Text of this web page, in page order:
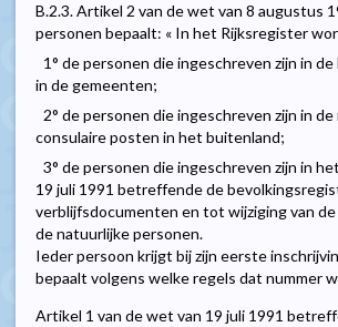
B.2.3. Artikel 2 van de wet van 8 augustus
personen bepaalt: « In het Rijksregister
1° de personen die ingeschreven zijn in
in de gemeenten;
2° de personen die ingeschreven zijn in
consulaire posten in het buitenland;
3° de personen die ingeschreven zijn in
19 juli 1991 betreffende de
verblijfsdocumenten en tot wijziging van
de natuurlijke personen.
Ieder persoon krijgt bij zijn eerste
bepaalt volgens welke regels dat nummer
Artikel 1 van de wet van 19 juli 1991